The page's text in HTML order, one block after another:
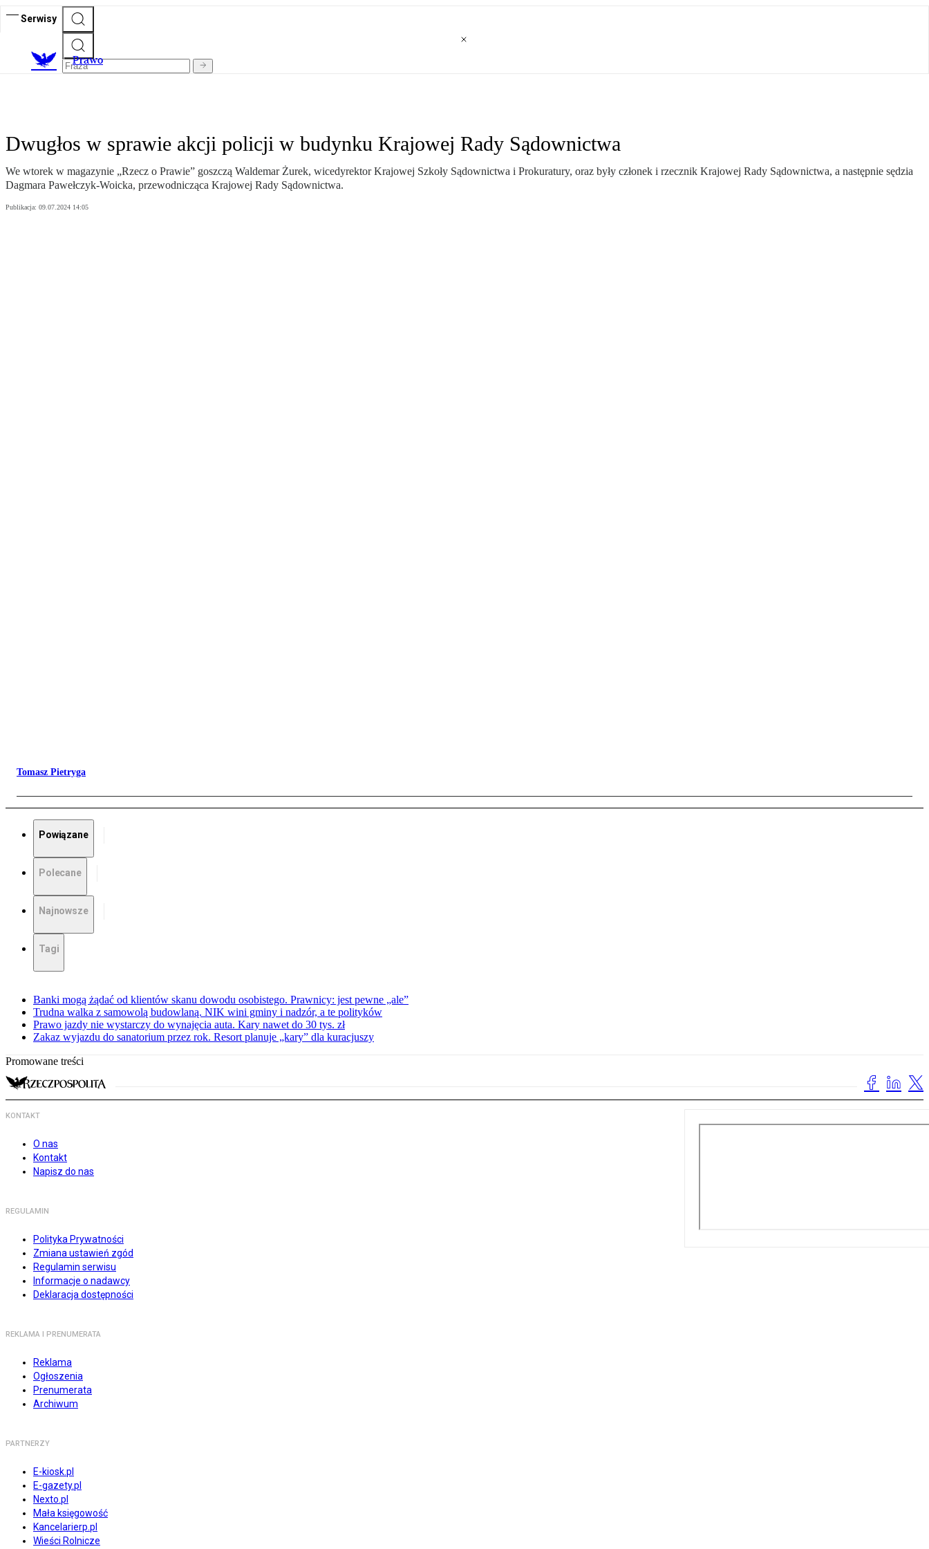
Serwisy
Prawo
Dwugłos w sprawie akcji policji w budynku Krajowej Rady Sądownictwa
We wtorek w magazynie „Rzecz o Prawie” goszczą Waldemar Żurek, wicedyrektor Krajowej Szkoły Sądownictwa i Prokuratury, oraz były członek i rzecznik Krajowej Rady Sądownictwa, a następnie sędzia
Dagmara Pawełczyk-Woicka, przewodnicząca Krajowej Rady Sądownictwa.
Publikacja: 09.07.2024 14:05
Tomasz Pietryga
Powiązane
Polecane
Najnowsze
Tagi
Banki mogą żądać od klientów skanu dowodu osobistego. Prawnicy: jest pewne „ale”
Trudna walka z samowolą budowlaną. NIK wini gminy i nadzór, a te polityków
Prawo jazdy nie wystarczy do wynajęcia auta. Kary nawet do 30 tys. zł
Zakaz wyjazdu do sanatorium przez rok. Resort planuje „kary” dla kuracjuszy
Promowane treści
KONTAKT
O nas
Kontakt
Napisz do nas
REGULAMIN
Polityka Prywatności
Zmiana ustawień zgód
Regulamin serwisu
Informacje o nadawcy
Deklaracja dostępności
REKLAMA I PRENUMERATA
Reklama
Ogłoszenia
Prenumerata
Archiwum
PARTNERZY
E-kiosk.pl
E-gazety.pl
Nexto.pl
Mała księgowość
Kancelarierp.pl
Wieści Rolnicze